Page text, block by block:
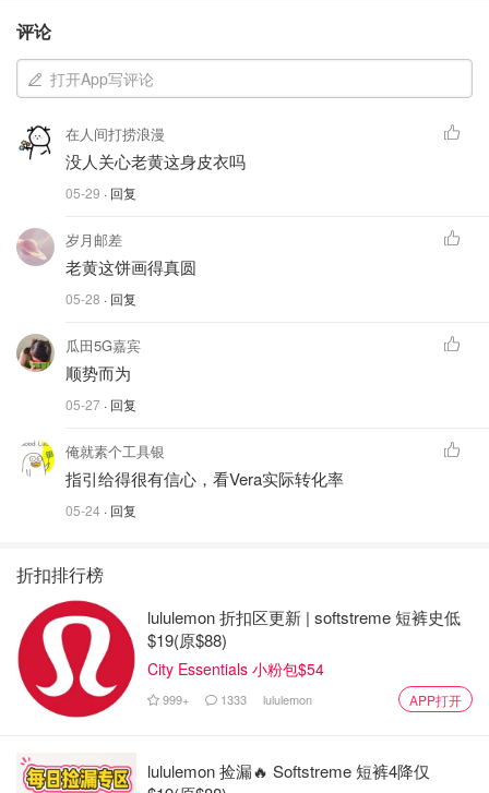
评论
打开App写评论
在人间打捞浪漫
没人关心老黄这身皮衣吗
05-29 · 回复
岁月邮差
老黄这饼画得真圆
05-28 · 回复
瓜田5G嘉宾
顺势而为
05-27 · 回复
俺就素个工具银
指引给得很有信心，看Vera实际转化率
05-24 · 回复
折扣排行榜
lululemon 折扣区更新 | softstreme 短裤史低
$19(原$88)
City Essentials 小粉包$54
999+ 1333 lululemon APP打开
lululemon 捡漏🔥 Softstreme 短裤4降仅